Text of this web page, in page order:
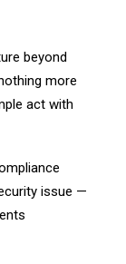
beyond
more
act with
issue —